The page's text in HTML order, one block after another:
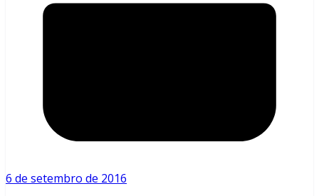
6 de setembro de 2016